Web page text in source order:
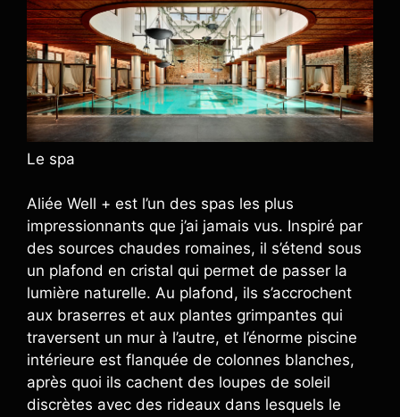
Le spa
Aliée Well + est l’un des spas les plus
impressionnants que j’ai jamais vus. Inspiré par
des sources chaudes romaines, il s’étend sous
un plafond en cristal qui permet de passer la
lumière naturelle. Au plafond, ils s’accrochent
aux braserres et aux plantes grimpantes qui
traversent un mur à l’autre, et l’énorme piscine
intérieure est flanquée de colonnes blanches,
après quoi ils cachent des loupes de soleil
discrètes avec des rideaux dans lesquels le